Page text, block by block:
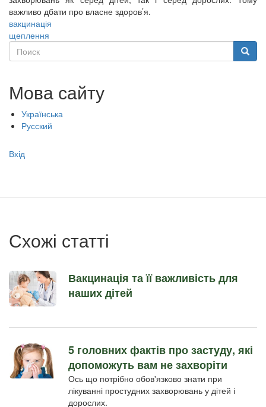
важливо дбати про власне здоров’я.
вакцинація
щеплення
Поиск
Поиск
Мова сайту
Українська
Русский
Меню
записи
Вхід
Схожі статті
Вакцинація та її важливість для
наших дітей
5 головних фактів про застуду, які
допоможуть вам не захворіти
Ось що потрібно обов'язково знати при
лікуванні простудних захворювань у дітей і
дорослих.